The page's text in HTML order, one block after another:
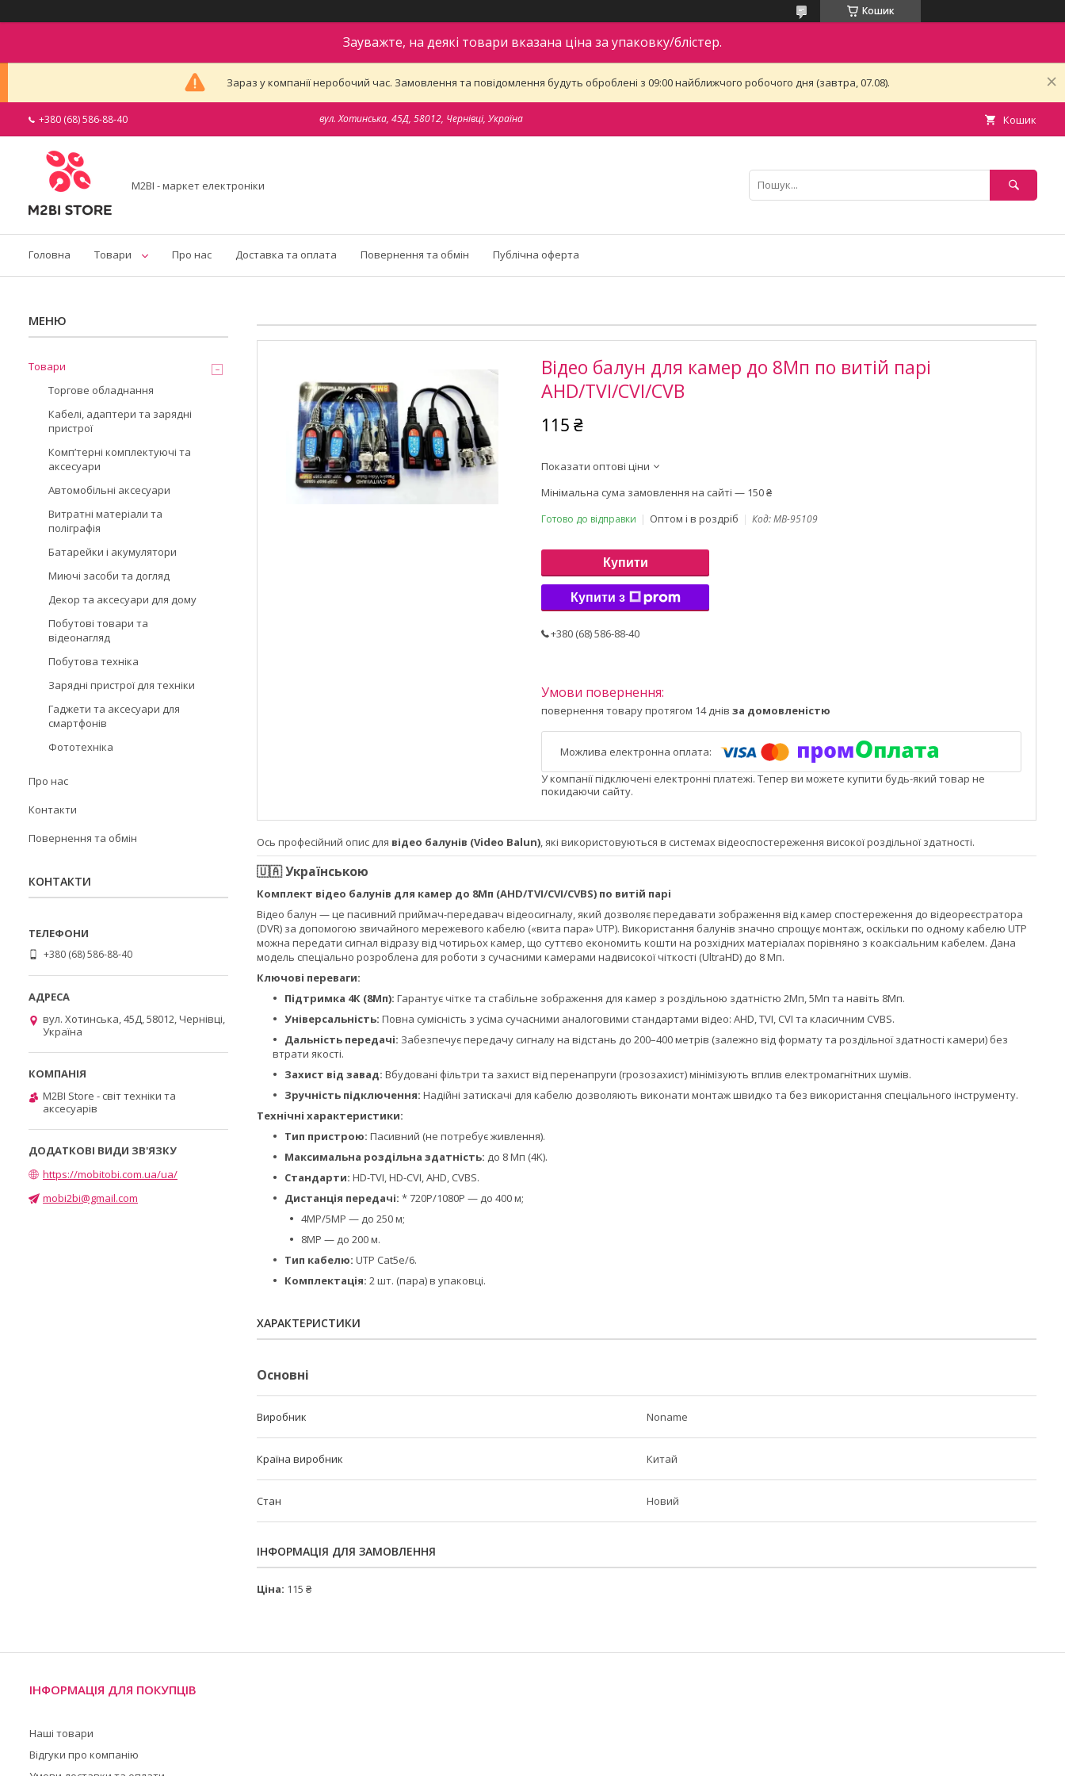
Кошик
Зауважте, на деякі товари вказана ціна за упаковку/блістер.
Зараз у компанії неробочий час. Замовлення та повідомлення будуть оброблені з 09:00 найближчого робочого дня (завтра, 07.08).
+380 (68) 586-88-40 вул. Хотинська, 45Д, 58012, Чернівці, Україна Кошик
M2BI - маркет електроніки
Головна Товари Про нас Доставка та оплата Повернення та обмін Публічна оферта
Відео балун для камер до 8Мп по витій парі
AHD/TVI/CVI/CVB
115 ₴
Показати оптові ціни
Мінімальна сума замовлення на сайті — 150 ₴
Готово до відправки Оптом і в роздріб Код:MB-95109
Купити
Купити з
+380 (68) 586-88-40
повернення товару протягом 14 днів за домовленістю
У компанії підключені електронні платежі. Тепер ви можете купити будь-який товар не
покидаючи сайту.
Ось професійний опис для відео балунів (Video Balun), які використовуються в системах відеоспостереження високої роздільної здатності.
🇺🇦 Українською
Комплект відео балунів для камер до 8Мп (AHD/TVI/CVI/CVBS) по витій парі
Відео балун — це пасивний приймач-передавач відеосигналу, який дозволяє передавати зображення від камер спостереження до відеореєстратора
(DVR) за допомогою звичайного мережевого кабелю («вита пара» UTP). Використання балунів значно спрощує монтаж, оскільки по одному кабелю UTP
можна передати сигнал відразу від чотирьох камер, що суттєво економить кошти на розхідних матеріалах порівняно з коаксіальним кабелем. Дана
модель спеціально розроблена для роботи з сучасними камерами надвисокої чіткості (UltraHD) до 8 Мп.
Ключові переваги:
Підтримка 4К (8Мп): Гарантує чітке та стабільне зображення для камер з роздільною здатністю 2Мп, 5Мп та навіть 8Мп.
Універсальність: Повна сумісність з усіма сучасними аналоговими стандартами відео: AHD, TVI, CVI та класичним CVBS.
Дальність передачі: Забезпечує передачу сигналу на відстань до 200–400 метрів (залежно від формату та роздільної здатності камери) без
втрати якості.
Захист від завад: Вбудовані фільтри та захист від перенапруги (грозозахист) мінімізують вплив електромагнітних шумів.
Зручність підключення: Надійні затискачі для кабелю дозволяють виконати монтаж швидко та без використання спеціального інструменту.
Технічні характеристики:
Тип пристрою: Пасивний (не потребує живлення).
Максимальна роздільна здатність: до 8 Мп (4K).
Стандарти: HD-TVI, HD-CVI, AHD, CVBS.
Дистанція передачі: * 720P/1080P — до 400 м;
4MP/5MP — до 250 м;
8MP — до 200 м.
Тип кабелю: UTP Cat5e/6.
Комплектація: 2 шт. (пара) в упаковці.
ХАРАКТЕРИСТИКИ
Основні
Виробник Noname
Країна виробник Китай
Стан Новий
ІНФОРМАЦІЯ ДЛЯ ЗАМОВЛЕННЯ
Ціна: 115 ₴
Товари
Торгове обладнання
Кабелі, адаптери та зарядні
пристрої
Компʼтерні комплектуючі та
аксесуари
Автомобільні аксесуари
Витратні матеріали та
поліграфія
Батарейки і акумулятори
Миючі засоби та догляд
Декор та аксесуари для дому
Побутові товари та
відеонагляд
Побутова техніка
Зарядні пристрої для техніки
Гаджети та аксесуари для
смартфонів
Фототехніка
Про нас
Контакти
Повернення та обмін
КОНТАКТИ
+380 (68) 586-88-40
вул. Хотинська, 45Д, 58012, Чернівці,
Україна
M2BI Store - світ техніки та
аксесуарів
https://mobitobi.com.ua/ua/
mobi2bi@gmail.com
ІНФОРМАЦІЯ ДЛЯ ПОКУПЦІВ
Наші товари
Відгуки про компанію